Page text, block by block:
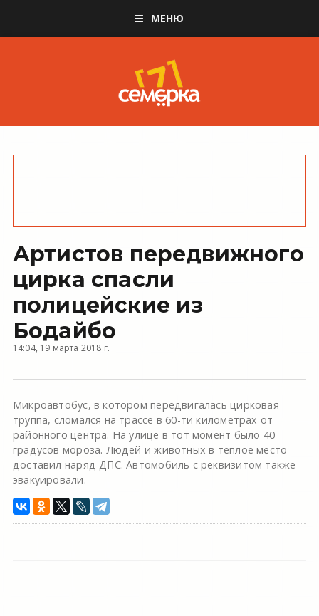
МЕНЮ
Артистов передвижного
цирка спасли
полицейские из
Бодайбо
14:04, 19 марта 2018 г.
Микроавтобус, в котором передвигалась цирковая
труппа, сломался на трассе в 60-ти километрах от
районного центра. На улице в тот момент было 40
градусов мороза. Людей и животных в теплое место
доставил наряд ДПС. Автомобиль с реквизитом также
эвакуировали.